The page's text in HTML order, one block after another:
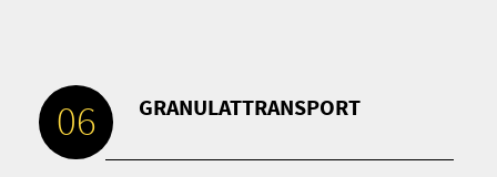
06 GRANULATTRANSPORT